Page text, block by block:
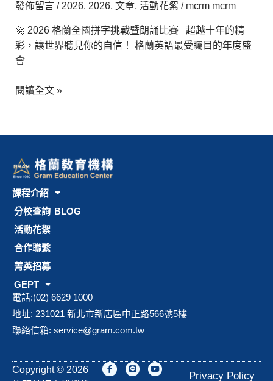
發佈留言 / 2026, 2026, 文章, 活動花絮 / mcrm mcrm
🚀 2026 格蘭全國拼字挑戰暨朗誦比賽 超越十年的精
彩，讓世界聽見你的自信！ 格蘭英語最受矚目的年度盛
會
閱讀全文 »
課程介紹
分校查詢 BLOG
活動花絮
合作聯繫
菁英招募
GEPT
電話:(02) 6629 1000
地址: 231021 新北市新店區中正路566號5樓
聯絡信箱: service@gram.com.tw
Copyright © 2026
F
a
L
i
Y
o
Privacy Policy